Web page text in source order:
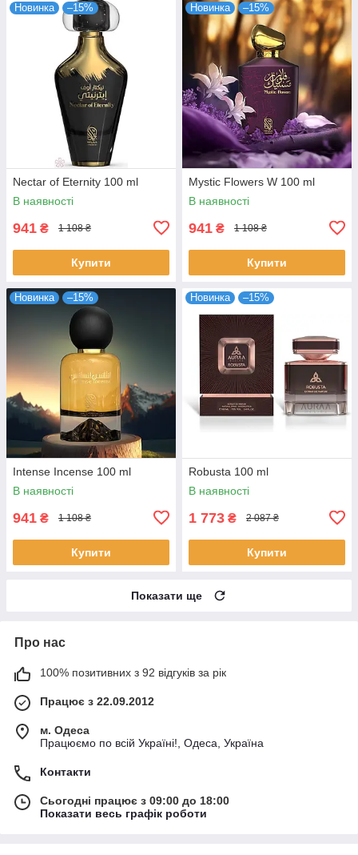
Новинка –15%
Nectar of Eternity 100 ml
В наявності
941 ₴ 1 108 ₴
Купити
Новинка –15%
Mystic Flowers W 100 ml
В наявності
941 ₴ 1 108 ₴
Купити
Новинка –15%
Intense Incense 100 ml
В наявності
941 ₴ 1 108 ₴
Купити
Новинка –15%
Robusta 100 ml
В наявності
1 773 ₴ 2 087 ₴
Купити
Показати ще
Про нас
100% позитивних з 92 відгуків за рік
Працює з 22.09.2012
м. Одеса
Працюємо по всій Україні!, Одеса, Україна
Контакти
Сьогодні працює з 09:00 до 18:00
Показати весь графік роботи